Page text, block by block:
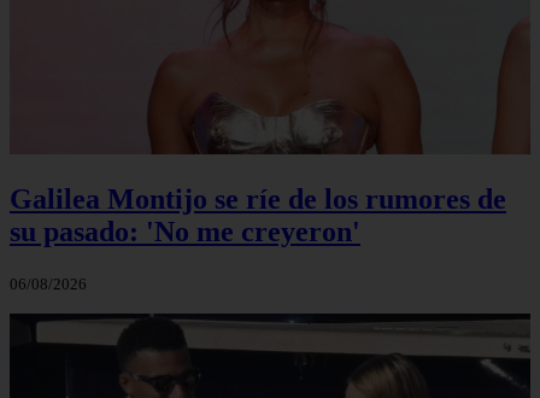
Galilea Montijo se ríe de los rumores de
su pasado: 'No me creyeron'
06/08/2026